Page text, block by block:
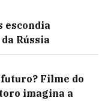
escondia
Rússia
Filme do
imagina a